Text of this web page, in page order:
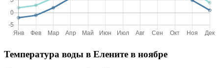
Температура воды в Елените в ноябре